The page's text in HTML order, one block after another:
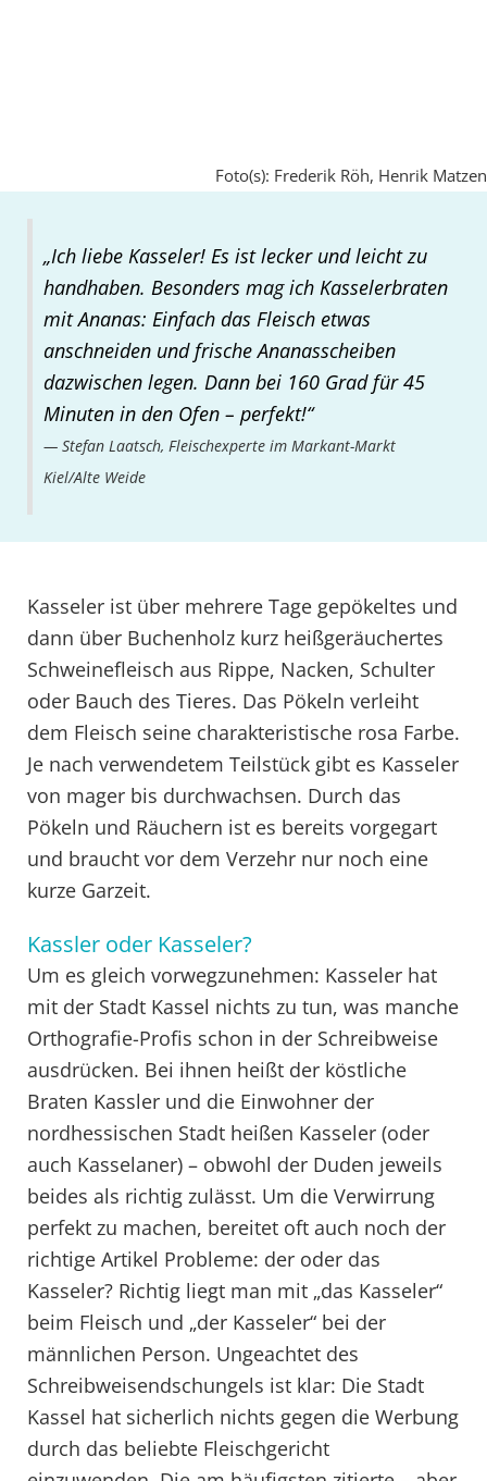
Foto(s): Frederik Röh, Henrik Matzen
„Ich liebe Kasseler! Es ist lecker und leicht zu
handhaben. Besonders mag ich Kasselerbraten
mit Ananas: Einfach das Fleisch etwas
anschneiden und frische Ananasscheiben
dazwischen legen. Dann bei 160 Grad für 45
Minuten in den Ofen – perfekt!“
Stefan Laatsch, Fleischexperte im Markant-Markt
Kiel/Alte Weide
Kasseler ist über mehrere Tage gepökeltes und
dann über Buchenholz kurz heißgeräuchertes
Schweinefleisch aus Rippe, Nacken, Schulter
oder Bauch des Tieres. Das Pökeln verleiht
dem Fleisch seine charakteristische rosa Farbe.
Je nach verwendetem Teilstück gibt es Kasseler
von mager bis durchwachsen. Durch das
Pökeln und Räuchern ist es bereits vorgegart
und braucht vor dem Verzehr nur noch eine
kurze Garzeit.
Kassler oder Kasseler?
Um es gleich vorwegzunehmen: Kasseler hat
mit der Stadt Kassel nichts zu tun, was manche
Orthografie-Profis schon in der Schreibweise
ausdrücken. Bei ihnen heißt der köstliche
Braten Kassler und die Einwohner der
nordhessischen Stadt heißen Kasseler (oder
auch Kasselaner) – obwohl der Duden jeweils
beides als richtig zulässt. Um die Verwirrung
perfekt zu machen, bereitet oft auch noch der
richtige Artikel Probleme: der oder das
Kasseler? Richtig liegt man mit „das Kasseler“
beim Fleisch und „der Kasseler“ bei der
männlichen Person. Ungeachtet des
Schreibweisendschungels ist klar: Die Stadt
Kassel hat sicherlich nichts gegen die Werbung
durch das beliebte Fleischgericht